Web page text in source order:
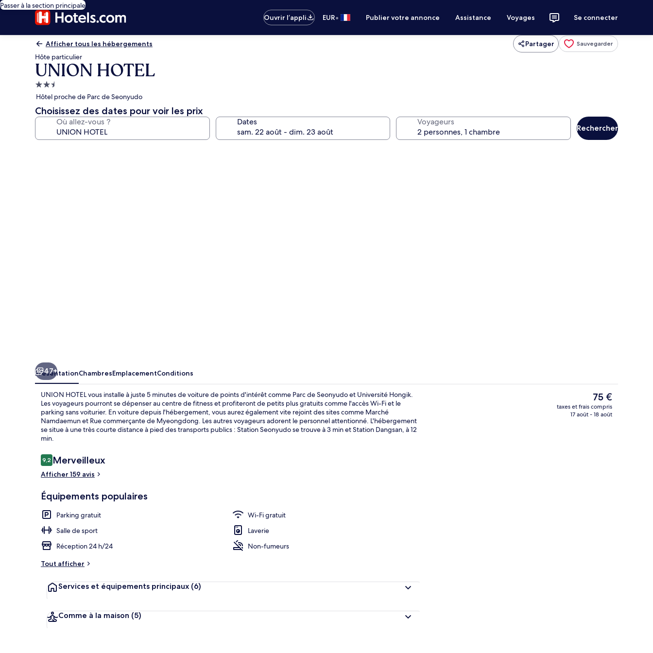
Passer à la section principale
Ouvrir l’appli
EUR• Publier votre annonce Assistance Voyages Se connecter
Afficher tous les hébergements Partager Sauvegarder
Hôte particulier
UNION HOTEL
Hébergement
2.5 étoiles
Hôtel proche de Parc de Seonyudo
Choisissez des dates pour voir les prix
Où allez-vous ? Dates Voyageurs
Rechercher
Salon du hall
47+
PrésentationChambresEmplacementConditions
UNION HOTEL vous installe à juste 5 minutes de voiture de points d'intérêt comme Parc de Seonyudo et Université Hongik.
Les voyageurs pourront se dépenser au centre de fitness et profiteront de petits plus gratuits comme l'accès Wi-Fi et le
parking sans voiturier. En voiture depuis l'hébergement, vous aurez également vite rejoint des sites comme Marché
Namdaemun et Rue commerçante de Myeongdong. Les autres voyageurs adorent le personnel attentionné. L'hébergement
se situe à une très courte distance à pied des transports publics : Station Seonyudo se trouve à 3 min et Station Dangsan, à 12
min.
Avis
voyageurs
9,29,2 sur 10
Merveilleux
Afficher 159 avis
Équipements populaires
Parking gratuit
Wi-Fi gratuit
Salle de sport
Laverie
Réception 24 h/24
Non-fumeurs
Tout afficher
Services et équipements principaux (6)
Comme à la maison (5)
Le
prix
actuel
75 €
taxes et frais compris
17 août - 18 août